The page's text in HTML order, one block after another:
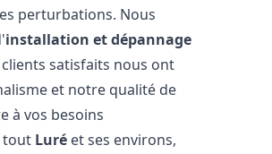
perturbations. Nous
installation et dépannage
satisfaits nous ont
et notre qualité de
à vos besoins
tout Luré et ses environs,